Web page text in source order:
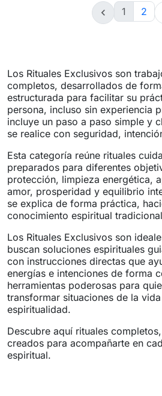
 1 2
Los Rituales Exclusivos son
completos, desarrollados de
estructurada para facilitar su
persona, incluso sin experiencia
incluye un paso a paso simple y
se realice con seguridad,
Esta categoría reúne rituales
preparados para diferentes
protección, limpieza energética,
amor, prosperidad y equilibrio
se explica de forma práctica,
conocimiento espiritual
Los Rituales Exclusivos son
buscan soluciones espirituales
con instrucciones directas que
energías e intenciones de forma
herramientas poderosas para
transformar situaciones de la
espiritualidad.
Descubre aquí rituales
creados para acompañarte en
espiritual.